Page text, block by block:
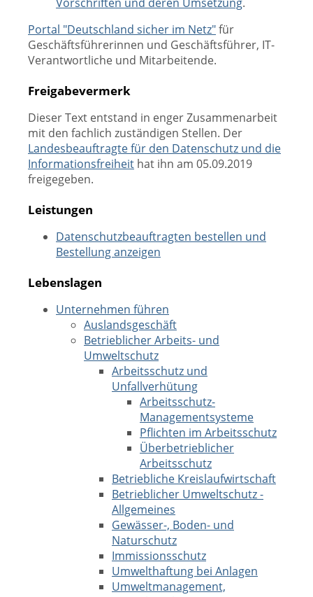
Portal "Deutschland sicher im Netz"für
Geschäftsführerinnen und Geschäftsführer, IT-
Verantwortliche und Mitarbeitende.
Freigabevermerk
Dieser Text entstand in enger Zusammenarbeit
mit den fachlich zuständigen Stellen. Der
Landesbeauftragte für den Datenschutz und die
Informationsfreiheit hat ihn am 05.09.2019
freigegeben.
Leistungen
Datenschutzbeauftragten bestellen und
Bestellung anzeigen
Lebenslagen
Unternehmen führen
Auslandsgeschäft
Betrieblicher Arbeits- und
Umweltschutz
Arbeitsschutz und
Unfallverhütung
Arbeitsschutz-
Managementsysteme
Pflichten im Arbeitsschutz
Überbetrieblicher
Arbeitsschutz
Betriebliche Kreislaufwirtschaft
Betrieblicher Umweltschutz -
Allgemeines
Gewässer-, Boden- und
Naturschutz
Immissionsschutz
Umwelthaftung bei Anlagen
Umweltmanagement,